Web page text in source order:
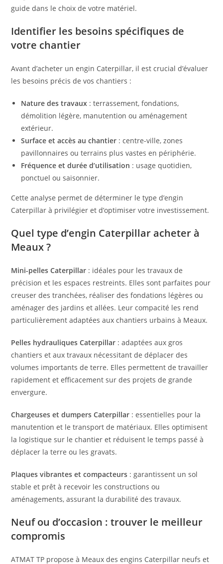
guide dans le choix de votre matériel.
Identifier les besoins spécifiques de
votre chantier
Avant d’acheter un engin Caterpillar, il est crucial d’évaluer
les besoins précis de vos chantiers :
Nature des travaux : terrassement, fondations,
démolition légère, manutention ou aménagement
extérieur.
Surface et accès au chantier : centre-ville, zones
pavillonnaires ou terrains plus vastes en périphérie.
Fréquence et durée d’utilisation : usage quotidien,
ponctuel ou saisonnier.
Cette analyse permet de déterminer le type d’engin
Caterpillar à privilégier et d’optimiser votre investissement.
Quel type d’engin Caterpillar acheter à
Meaux ?
Mini-pelles Caterpillar : idéales pour les travaux de
précision et les espaces restreints. Elles sont parfaites pour
creuser des tranchées, réaliser des fondations légères ou
aménager des jardins et allées. Leur compacité les rend
particulièrement adaptées aux chantiers urbains à Meaux.
Pelles hydrauliques Caterpillar : adaptées aux gros
chantiers et aux travaux nécessitant de déplacer des
volumes importants de terre. Elles permettent de travailler
rapidement et efficacement sur des projets de grande
envergure.
Chargeuses et dumpers Caterpillar : essentielles pour la
manutention et le transport de matériaux. Elles optimisent
la logistique sur le chantier et réduisent le temps passé à
déplacer la terre ou les gravats.
Plaques vibrantes et compacteurs : garantissent un sol
stable et prêt à recevoir les constructions ou
aménagements, assurant la durabilité des travaux.
Neuf ou d’occasion : trouver le meilleur
compromis
ATMAT TP propose à Meaux des engins Caterpillar neufs et